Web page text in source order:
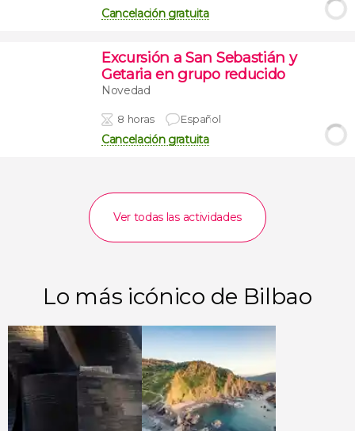
Cancelación gratuita
Excursión a San Sebastián y
Getaria en grupo reducido
Novedad
8 horas Español
Cancelación gratuita
Ver todas las actividades
Lo más icónico de Bilbao